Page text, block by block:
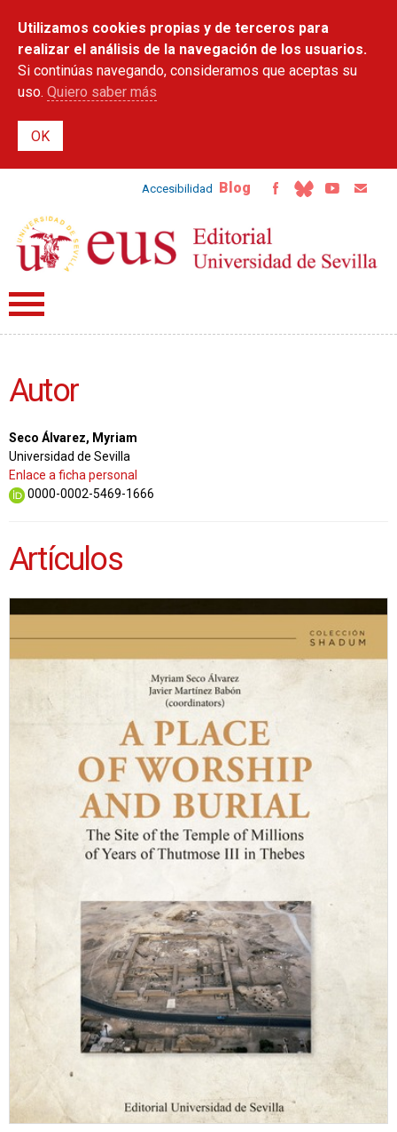
contenido
principal
Utilizamos cookies propias y de terceros para
realizar el análisis de la navegación de los usuarios.
Si continúas navegando, consideramos que aceptas su
uso. Quiero saber más
Accesibilidad Blog
Autor
Seco Álvarez, Myriam
Universidad de Sevilla
Enlace a ficha personal
0000-0002-5469-1666
Artículos